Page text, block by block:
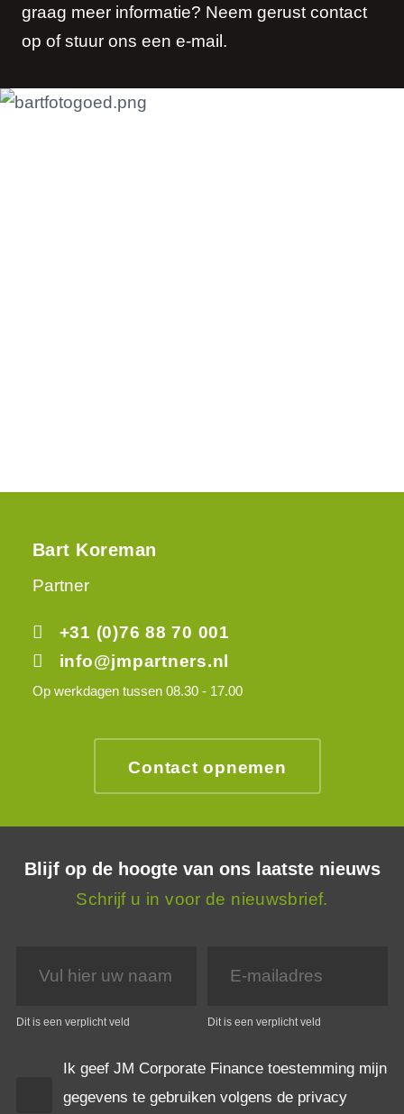
graag meer informatie? Neem gerust contact
op of stuur ons een e-mail.
Bart Koreman
Partner
+31 (0)76 88 70 001
info@jmpartners.nl
Op werkdagen tussen 08.30 - 17.00
Contact opnemen
Blijf op de hoogte van ons laatste nieuws
Schrijf u in voor de nieuwsbrief.
Dit is een verplicht veld Dit is een verplicht veld
Ik geef JM Corporate Finance toestemming mijn
gegevens te gebruiken volgens de privacy